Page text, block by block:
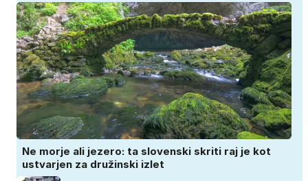
Ne morje ali jezero: ta slovenski skriti raj je kot
ustvarjen za družinski izlet